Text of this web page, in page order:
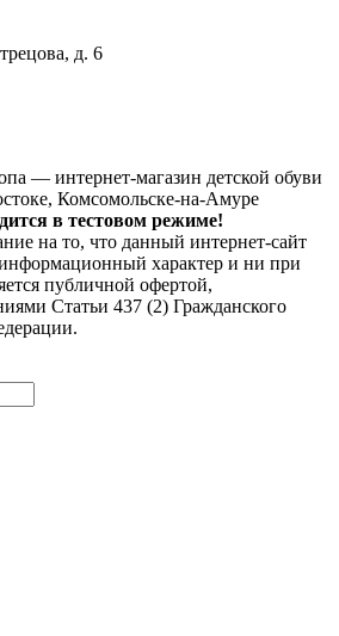
д. 6
— интернет-магазин детской обуви
Комсомольске-на-Амуре
в тестовом режиме!
на то, что данный интернет-сайт
характер и ни при
публичной офертой,
Статьи 437 (2) Гражданского